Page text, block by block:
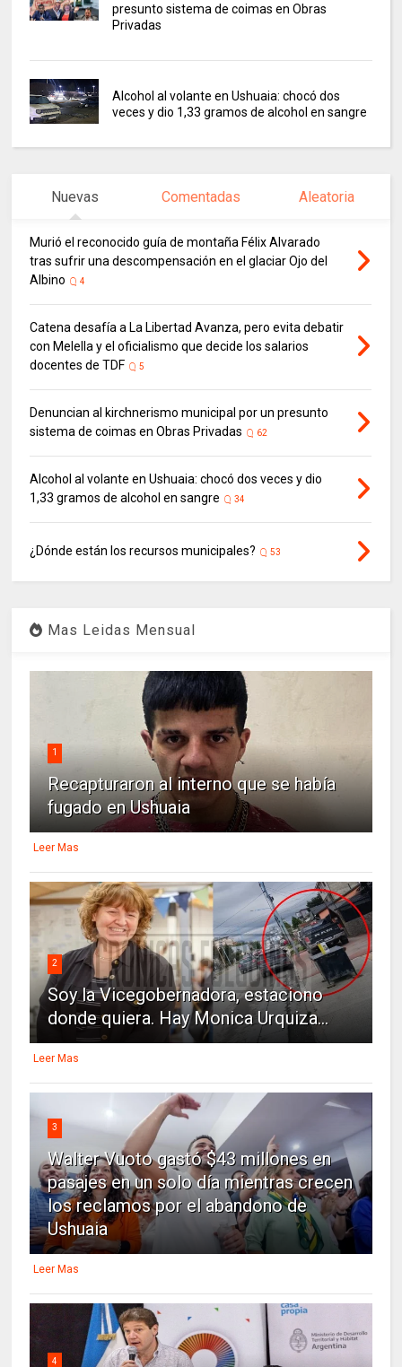
presunto sistema de coimas en Obras
Privadas
Alcohol al volante en Ushuaia: chocó dos
veces y dio 1,33 gramos de alcohol en sangre
Nuevas Comentadas Aleatoria
Murió el reconocido guía de montaña Félix Alvarado
tras sufrir una descompensación en el glaciar Ojo del
Albino
4
Catena desafía a La Libertad Avanza, pero evita debatir
con Melella y el oficialismo que decide los salarios
docentes de TDF
5
Denuncian al kirchnerismo municipal por un presunto
sistema de coimas en Obras Privadas
62
Alcohol al volante en Ushuaia: chocó dos veces y dio
1,33 gramos de alcohol en sangre
34
¿Dónde están los recursos municipales? 53
Mas Leidas Mensual
1
Recapturaron al interno que se había
fugado en Ushuaia
Leer Mas
2
Soy la Vicegobernadora, estaciono
donde quiera. Hay Monica Urquiza...
Leer Mas
3
Walter Vuoto gastó $43 millones en
pasajes en un solo día mientras crecen
los reclamos por el abandono de
Ushuaia
Leer Mas
4